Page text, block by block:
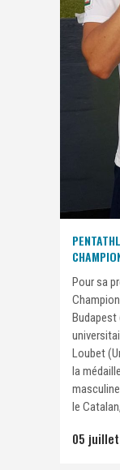
Pour sa
Loubet
la
le
05